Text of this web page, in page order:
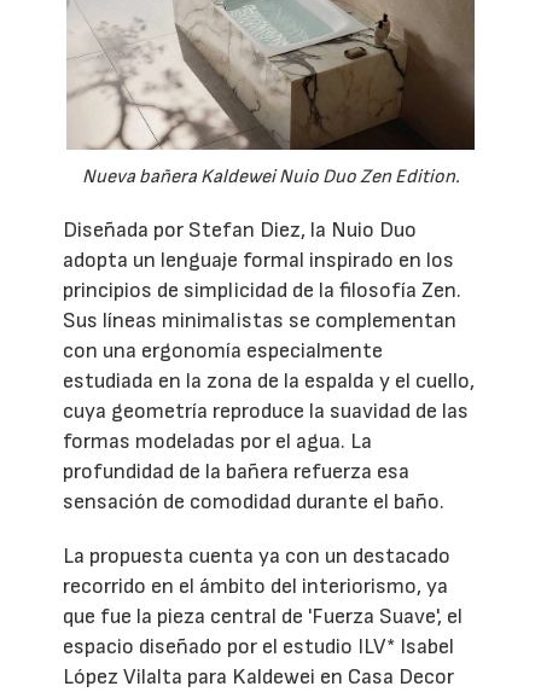
Nueva bañera Kaldewei Nuio Duo Zen Edition.
Diseñada por Stefan Diez, la Nuio Duo
adopta un lenguaje formal inspirado en los
principios de simplicidad de la filosofía Zen.
Sus líneas minimalistas se complementan
con una ergonomía especialmente
estudiada en la zona de la espalda y el cuello,
cuya geometría reproduce la suavidad de las
formas modeladas por el agua. La
profundidad de la bañera refuerza esa
sensación de comodidad durante el baño.
La propuesta cuenta ya con un destacado
recorrido en el ámbito del interiorismo, ya
que fue la pieza central de 'Fuerza Suave', el
espacio diseñado por el estudio ILV* Isabel
López Vilalta para Kaldewei en Casa Decor